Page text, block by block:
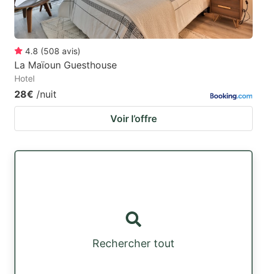
4.8 (508 avis)
La Maïoun Guesthouse
Hotel
28€ /nuit
Voir l’offre
Rechercher tout